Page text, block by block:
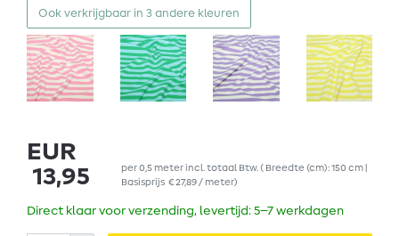
Ook verkrijgbaar in 3 andere kleuren
EUR
13,95
per0,5 meterincl. totaal Btw. ( Breedte (cm): 150 cm |
Basisprijs € 27,89 / meter)
Direct klaar voor verzending, levertijd: 5–7 werkdagen